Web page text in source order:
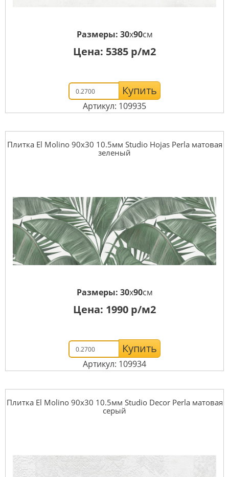
Размеры: 30x90см
Цена: 5385 р/м2
Купить
Артикул: 109935
Плитка El Molino 90x30 10.5мм Studio Hojas Perla матовая
зеленый
Размеры: 30x90см
Цена: 1990 р/м2
Купить
Артикул: 109934
Плитка El Molino 90x30 10.5мм Studio Decor Perla матовая
серый